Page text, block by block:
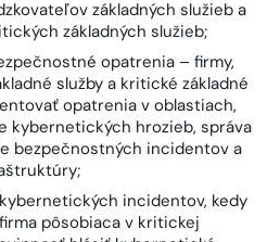
základných služieb a
základných služieb;
opatrenia – firmy,
služby a kritické základné
opatrenia v oblastiach,
kybernetických hrozieb, správa
bezpečnostných incidentov a
incidentov, kedy
pôsobiaca v kritickej